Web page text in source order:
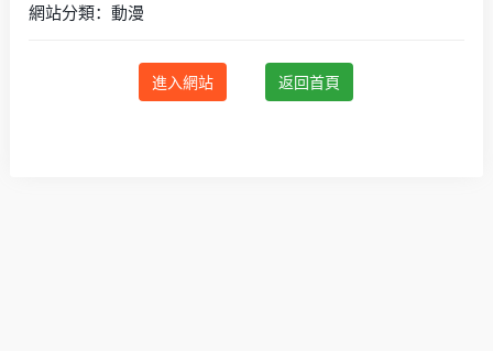
網站分類：動漫
進入網站 返回首頁